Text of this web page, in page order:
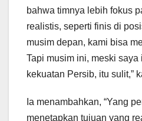
bahwa timnya lebih fokus
realistis, seperti finis di
musim depan, kami bisa
Tapi musim ini, meski
kekuatan Persib, itu sulit,”
Ia menambahkan, “Yang
menetapkan tujuan yang